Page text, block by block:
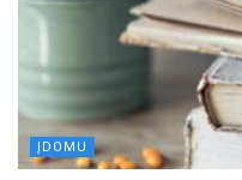
ĮDOMU